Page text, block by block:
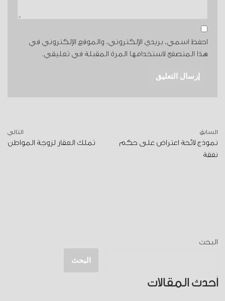
احفظ اسمي، بريدي الإلكتروني، والموقع الإلكتروني في
هذا المتصفح لاستخدامها المرة المقبلة في تعليقي.
السابق
نموذج لائحة اعتراض على حكم
نفقة
التالي
تملك العقار لزوجة المواطن
البحث
البحث
أحدث المقالات